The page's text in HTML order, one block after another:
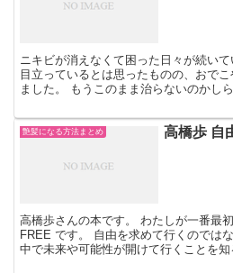
ニキビが消えなくて困った日々が続い
目立っているとは思ったものの、おで
ました。 もうこのまま治らないのかし
艶髪になる方法まとめ 高橋歩 自
高橋歩さんの本です。 わたしが一番最
FREE です。 自由を求めて行くのでは
中で未来や可能性が開けて行くことを知